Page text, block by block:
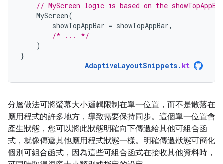
// MyScreen logic is based on the
MyScreen(
showTopAppBar = showTopAppBar,
/* ... */
)
}
AdaptiveLayoutSnippets. kt
分層做法可將螢幕大小邏輯限制在單一位置，而不是散落在
應用程式的許多地方，導致需要保持同步。這個單一位置會
產生狀態，您可以將此狀態明確向下傳遞給其他可組合函
式，就像傳遞其他應用程式狀態一樣。明確傳遞狀態可簡化
個別可組合函式，因為這些可組合函式在接收其他資料時，